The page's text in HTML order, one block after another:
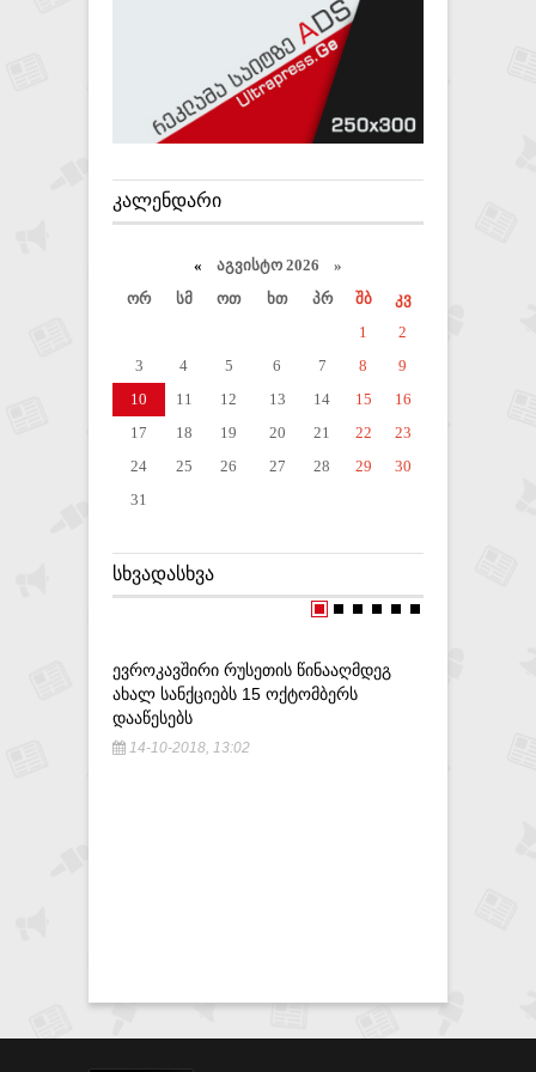
ᲙᲐᲚᲔᲜᲓᲐᲠᲘ
« აგვისტო 2026 »
ორ
სმ ოთ ხთ პრ შბ
კვ
1
2
3
4 5 6 7 8
9
10
11 12 13 14 15
16
17
18 19 20 21 22
23
24
25 26 27 28 29
30
31
ᲡᲮᲕᲐᲓᲐᲡᲮᲕᲐ
ᲔᲕᲠᲝᲙᲐᲕᲨᲘᲠᲘ ᲠᲣᲡᲔᲗᲘᲡ ᲬᲘᲜᲐᲐᲦᲛᲓᲔᲒ
ᲐᲮᲐᲚ ᲡᲐᲜᲥᲪᲘᲔᲑᲡ 15 ᲝᲥᲢᲝᲛᲑᲔᲠᲡ
ᲓᲐᲐᲬᲔᲡᲔᲑᲡ
14-10-2018, 13:02